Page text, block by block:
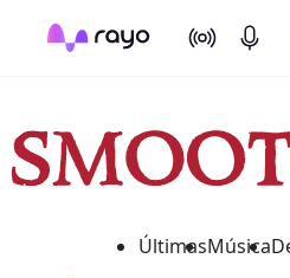
On Air
ÚltimasMúsica